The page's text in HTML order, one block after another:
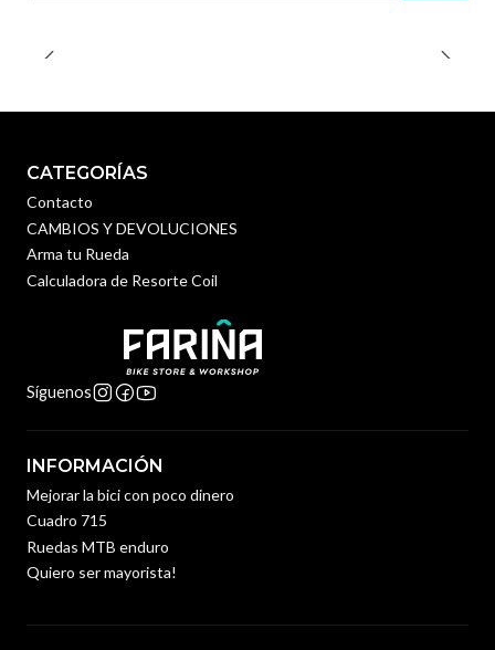
CATEGORÍAS
Contacto
CAMBIOS Y DEVOLUCIONES
Arma tu Rueda
Calculadora de Resorte Coil
Síguenos
INFORMACIÓN
Mejorar la bici con poco dinero
Cuadro 715
Ruedas MTB enduro
Quiero ser mayorista!